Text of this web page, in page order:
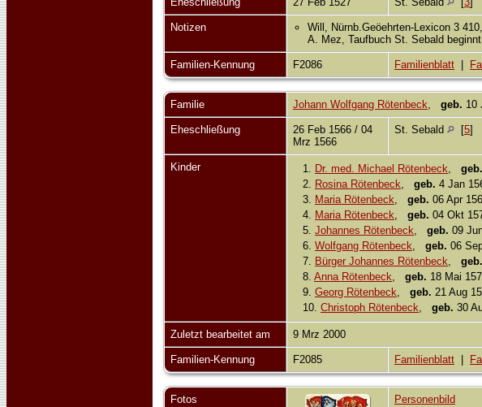
Notizen
Will, Nürnb.Geöehrten-Lexicon 3
A. Mez, Taufbuch St. Sebald
Familien-Kennung F2086 Familienblatt
Familie Johann Wolfgang Rötenbeck, geb. 10
Eheschließung
26 Feb 1566 / 04
Mrz 1566
St. Sebald [5]
Kinder 1. Dr. med. Michael Rötenbeck, geb.
2. Rosina Rötenbeck, geb. 4 Jan
3. Maria Rötenbeck, geb. 06 Apr
4. Maria Rötenbeck, geb. 04 Okt
5. Johannes Rötenbeck, geb. 09
6. Wolfgang Rötenbeck, geb. 06
7. Bürger Johannes Rötenbeck, geb.
8. Anna Rötenbeck, geb. 18 Mai
9. Georg Rötenbeck, geb. 21 Aug
10. Christoph Rötenbeck, geb. 30
Zuletzt bearbeitet am 9 Mrz 2000
Familien-Kennung F2085 Familienblatt
Fotos
Personenbild